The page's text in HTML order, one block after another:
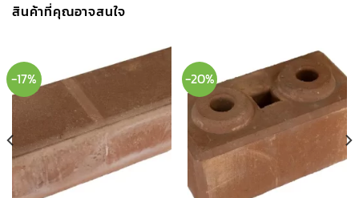
สินค้าที่คุณอาจสนใจ
-17% -20%